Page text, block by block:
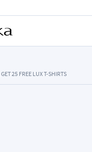
25 FREE LUX T-SHIRTS